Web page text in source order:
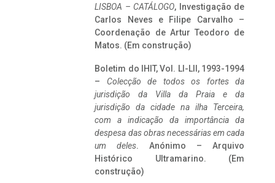
LISBOA – CATÁLOGO, Investigação de
Carlos Neves e Filipe Carvalho –
Coordenação de Artur Teodoro de
Matos. (Em construção)
Boletim do IHIT, Vol. LI-LII, 1993-1994
– Colecção de todos os fortes da
jurisdição da Villa da Praia e da
jurisdição da cidade na ilha Terceira,
com a indicação da importância da
despesa das obras necessárias em cada
um deles. Anónimo – Arquivo
Histórico Ultramarino. (Em
construção)